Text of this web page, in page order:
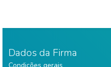
Dados da Firma